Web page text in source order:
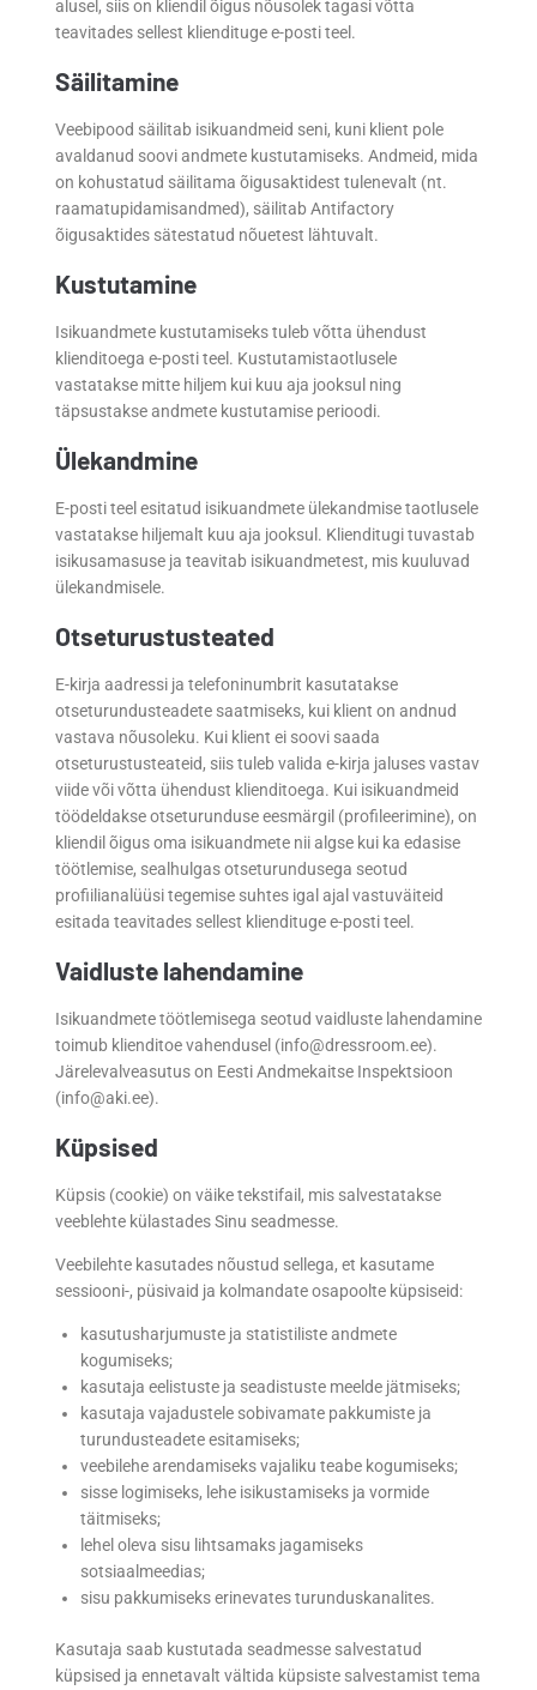
alusel, siis on kliendil õigus nõusolek tagasi võtta
teavitades sellest kliendituge e-posti teel.
Säilitamine
Veebipood säilitab isikuandmeid seni, kuni klient pole
avaldanud soovi andmete kustutamiseks. Andmeid, mida
on kohustatud säilitama õigusaktidest tulenevalt (nt.
raamatupidamisandmed), säilitab Antifactory
õigusaktides sätestatud nõuetest lähtuvalt.
Kustutamine
Isikuandmete kustutamiseks tuleb võtta ühendust
klienditoega e-posti teel. Kustutamistaotlusele
vastatakse mitte hiljem kui kuu aja jooksul ning
täpsustakse andmete kustutamise perioodi.
Ülekandmine
E-posti teel esitatud isikuandmete ülekandmise taotlusele
vastatakse hiljemalt kuu aja jooksul. Klienditugi tuvastab
isikusamasuse ja teavitab isikuandmetest, mis kuuluvad
ülekandmisele.
Otseturustusteated
E-kirja aadressi ja telefoninumbrit kasutatakse
otseturundusteadete saatmiseks, kui klient on andnud
vastava nõusoleku. Kui klient ei soovi saada
otseturustusteateid, siis tuleb valida e-kirja jaluses vastav
viide või võtta ühendust klienditoega. Kui isikuandmeid
töödeldakse otseturunduse eesmärgil (profileerimine), on
kliendil õigus oma isikuandmete nii algse kui ka edasise
töötlemise, sealhulgas otseturundusega seotud
profiilianalüüsi tegemise suhtes igal ajal vastuväiteid
esitada teavitades sellest kliendituge e-posti teel.
Vaidluste lahendamine
Isikuandmete töötlemisega seotud vaidluste lahendamine
toimub klienditoe vahendusel (info@dressroom.ee).
Järelevalveasutus on Eesti Andmekaitse Inspektsioon
(info@aki.ee).
Küpsised
Küpsis (cookie) on väike tekstifail, mis salvestatakse
veeblehte külastades Sinu seadmesse.
Veebilehte kasutades nõustud sellega, et kasutame
sessiooni-, püsivaid ja kolmandate osapoolte küpsiseid:
kasutusharjumuste ja statistiliste andmete
kogumiseks;
kasutaja eelistuste ja seadistuste meelde jätmiseks;
kasutaja vajadustele sobivamate pakkumiste ja
turundusteadete esitamiseks;
veebilehe arendamiseks vajaliku teabe kogumiseks;
sisse logimiseks, lehe isikustamiseks ja vormide
täitmiseks;
lehel oleva sisu lihtsamaks jagamiseks
sotsiaalmeedias;
sisu pakkumiseks erinevates turunduskanalites.
Kasutaja saab kustutada seadmesse salvestatud
küpsised ja ennetavalt vältida küpsiste salvestamist tema